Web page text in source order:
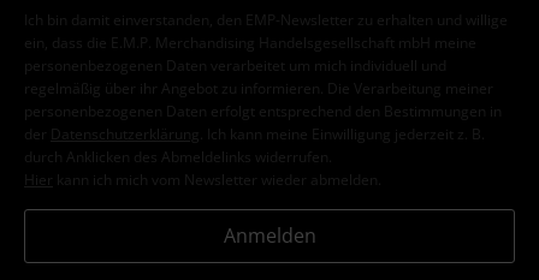
Ich bin damit einverstanden, den EMP-Newsletter zu erhalten und willige
ein, dass die E.M.P. Merchandising Handelsgesellschaft mbH meine
personenbezogenen Daten verarbeitet um mich individuell und
regelmäßig über ihr Angebot zu informieren. Die Verarbeitung meiner
personenbezogenen Daten erfolgt entsprechend den Bestimmungen in
der
Datenschutzerklärung
. Ich kann meine Einwilligung jederzeit z. B.
durch Anklicken des Abmeldelinks widerrufen.
Hier kann ich mich vom Newsletter wieder abmelden.
Anmelden